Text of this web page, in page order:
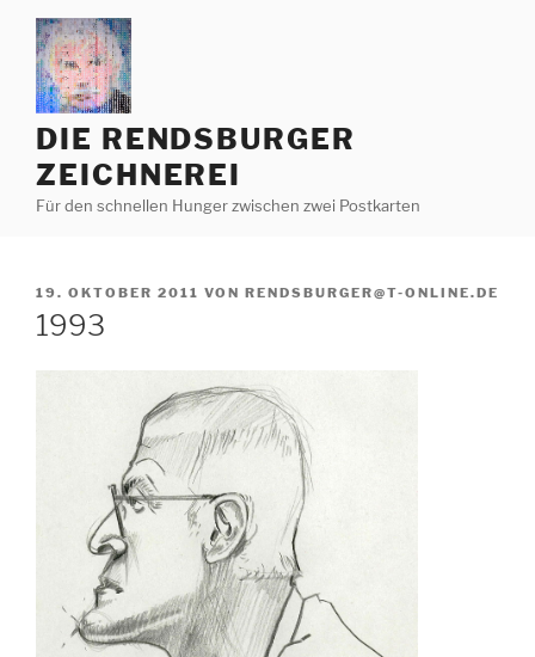
Zum
Inhalt
springen
DIE RENDSBURGER
ZEICHNEREI
Für den schnellen Hunger zwischen zwei Postkarten
VERÖFFENTLICHT
AM
19. OKTOBER 2011 VON RENDSBURGER@T-ONLINE.DE
1993